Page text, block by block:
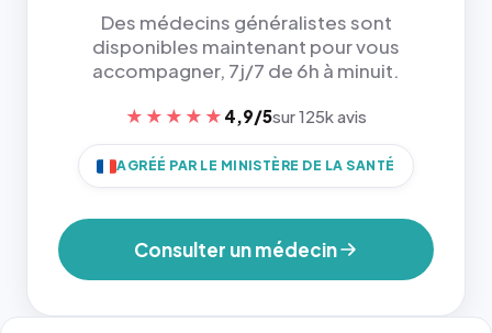
Des médecins généralistes sont
disponibles maintenant pour vous
accompagner, 7j/7 de 6h à minuit.
★★★★★ 4,9/5sur 125k avis
AGRÉÉ PAR LE MINISTÈRE DE LA SANTÉ
Consulter un médecin